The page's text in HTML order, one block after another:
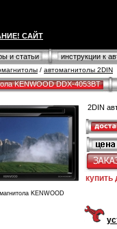
САЙТ
и статьи
инструкции к
/ автомагнитолы 2DIN
KENWOOD DDX-4053BT
KENWOOD
2DIN
купить